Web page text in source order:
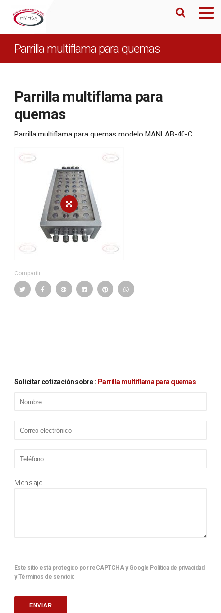
Parrilla multiflama para quemas
Parrilla multiflama para
quemas
Parrilla multiflama para quemas modelo MANLAB-40-C
Compartir:
Solicitar cotización sobre : parrilla multiflama para quemas
Mensaje
Este sitio está protegido por reCAPTCHA y Google Política de privacidad
yTérminos de servicio